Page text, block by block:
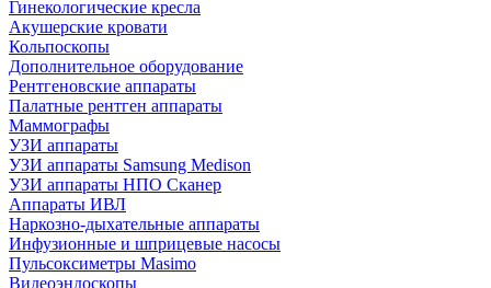
Гинекологические кресла
Акушерские кровати
Кольпоскопы
Дополнительное оборудование
Рентгеновские аппараты
Палатные рентген аппараты
Маммографы
УЗИ аппараты
УЗИ аппараты Samsung Medison
УЗИ аппараты НПО Сканер
Аппараты ИВЛ
Наркозно-дыхательные аппараты
Инфузионные и шприцевые насосы
Пульсоксиметры Masimo
Видеоэндоскопы